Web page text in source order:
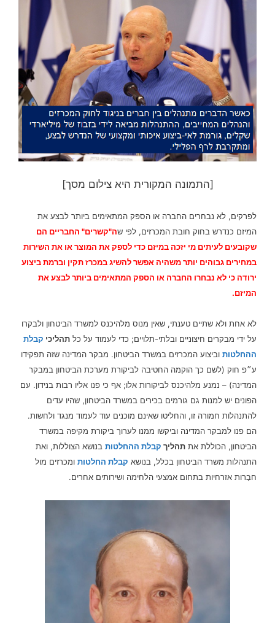
[התמונה המקורית היא צילום מסך]
לפרקים, לא נבחרים החברה או הספּק המתאימים ביותר לבצע את
המיזם כנדרש בחוק חובת המכרזים, לפי שה"קשרים" החבריים הם
שקובעים לעיתים מי יזכה במיזם כדי לספק את המוצר או את השירות
במחירים גבוהים יותר משהיה אפשר להשיג במכרז תקין וברמת ביצוע
ירודה כי לא נבחרו החברה או הספק המתאימים ביותר לבצע את
המיזם.
לא אחת ולא שתיים טענתי, שאין מנוס מלהיכנס למשרד הביטחון ולבקרו
על ידי מבקרים חיצוניים ובלתי-תלויים; כדי לעמוד על כל תהליכי קבלת
ההחלטות וביצוע המכרזים במשרד הביטחון. מבקר המדינה שזה תפקידו
ע״פ חוק (לשם כך הוקמה החטיבה לביקורת מערכת הביטחון במבקר
המדינה) – נמנע מלהיכנס לביקורות אלו; אף כי פנו אליו רבות בנידון. עם
הפונים יש למנות גם גורמים בכירים במשרד הביטחון, שהיו עדים
להתנהלות חמורה זו, והחליטו שאינם מוכנים עוד לעמוד מנגד ולחשות.
הם פנו למבקר המדינה וביקשו ממנו לערוך ביקורת מקיפה במשרד
הביטחון, הכוללת את תהליך קבלת ההחלטות בנושא הצוללות, ואת
התנהלות משרד הביטחון בכלל, בנושא קבלת החלטות ומכרזים מול
חבָרות אזרחיות בתחום אמצעי הלחימה ושירותים אחרים.